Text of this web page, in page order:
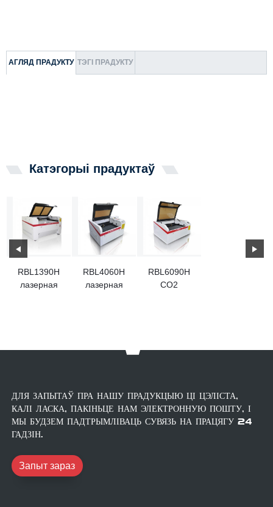
АГЛЯД ПРАДУКТУ ТЭГІ ПРАДУКТУ
Катэгорыі прадуктаў
RBL1390H
лазерная
RBL4060H
лазерная
RBL6090H
CO2
ДЛЯ ЗАПЫТАЎ ПРА НАШУ ПРАДУКЦЫЮ ЦІ ЦЭЛІСТА,
КАЛІ ЛАСКА, ПАКІНЬЦЕ НАМ ЭЛЕКТРОННУЮ ПОШТУ, І
МЫ БУДЗЕМ ПАДТРЫМЛІВАЦЬ СУВЯЗЬ НА ПРАЦЯГУ 24
ГАДЗІН.
Запыт зараз